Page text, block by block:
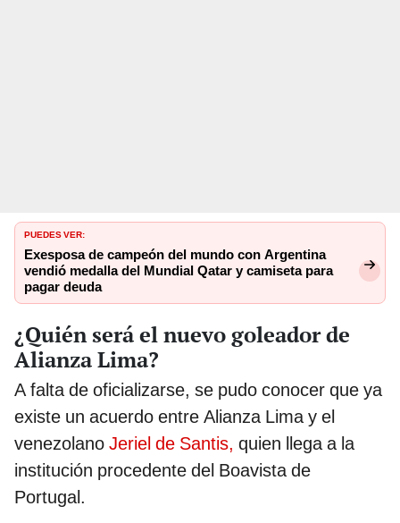
PUEDES VER:
Exesposa de campeón del mundo con Argentina
vendió medalla del Mundial Qatar y camiseta para
pagar deuda
¿Quién será el nuevo goleador de
Alianza Lima?
A falta de oficializarse, se pudo conocer que ya
existe un acuerdo entre Alianza Lima y el
venezolano Jeriel de Santis, quien llega a la
institución procedente del Boavista de
Portugal.